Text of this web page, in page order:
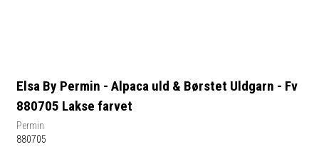
Elsa By Permin - Alpaca uld & Børstet Uldgarn - Fv
880705 Lakse farvet
Permin
880705